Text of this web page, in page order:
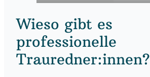
Wieso gibt es
professionelle
Trauredner:innen?